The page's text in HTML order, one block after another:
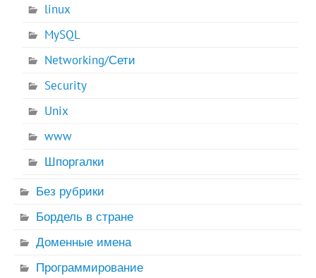
linux
MySQL
Networking/Сети
Security
Unix
www
Шпоргалки
Без рубрики
Бордель в стране
Доменные имена
Программирование